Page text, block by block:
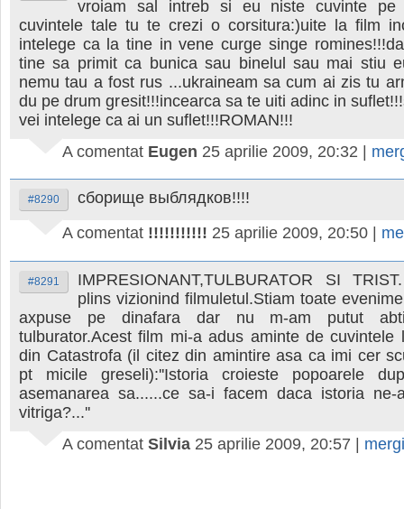
vroiam sal intreb si eu niste cuvinte pe
cuvintele tale tu te crezi o corsitura:)uite la film
intelege ca la tine in vene curge singe
tine sa primit ca bunica sau binelul sau mai stiu
nemu tau a fost rus ...ukraineam sa cum ai zis tu
du pe drum gresit!!!incearca sa te uiti adinc in
vei intelege ca ai un suflet!!!ROMAN!!!
A comentat Eugen 25 aprilie 2009, 20:32
#8290
сборище выблядков!!!!
A comentat !!!!!!!!!!! 25 aprilie 2009, 20:50
#8291
IMPRESIONANT,TULBURATOR SI
plins vizionind filmuletul.Stiam toate
axpuse pe dinafara dar nu m-am putut
tulburator.Acest film mi-a adus aminte de cuvintele
din Catastrofa (il citez din amintire asa ca imi cer
pt micile greseli):''Istoria croieste popoarele
asemanarea sa......ce sa-i facem daca istoria ne-
vitriga?...''
A comentat Silvia 25 aprilie 2009, 20:57 |